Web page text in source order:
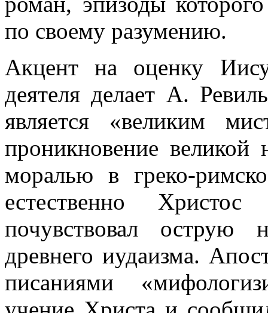
по своему разумению.
Акцент на оценку
деятеля делает А.
является «великим
проникновение
моралью в греко-
естественно
почувствовал острую
древнего иудаизма.
писаниями